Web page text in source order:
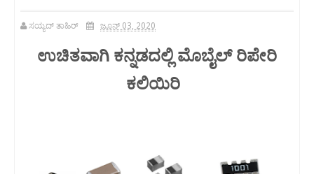
ಸಯ್ಯದ್ ತಾಹಿರ್ ಜೂನ್ 03, 2020
ಉಚಿತವಾಗಿ ಕನ್ನಡದಲ್ಲಿ ಮೊಬೈಲ್ ರಿಪೇರಿ
ಕಲಿಯಿರಿ